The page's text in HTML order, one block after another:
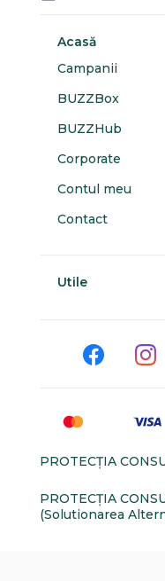
Acasă
Campanii
BUZZBox
BUZZHub
Corporate
Contul meu
Contact
Utile
PROTECŢIA
PROTECŢIA
(Solutionarea